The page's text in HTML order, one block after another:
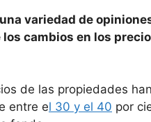
variedad de
cambios en los
de las propiedades
entre el 30 y el 40 por